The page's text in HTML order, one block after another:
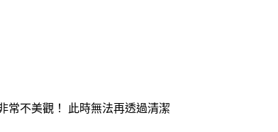
常不美觀！ 此時無法再透過清潔